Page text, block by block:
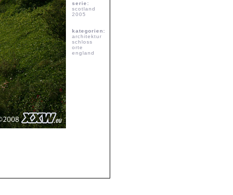
serie:
scotland
2005
kategorien:
architektur
schloss
orte
england